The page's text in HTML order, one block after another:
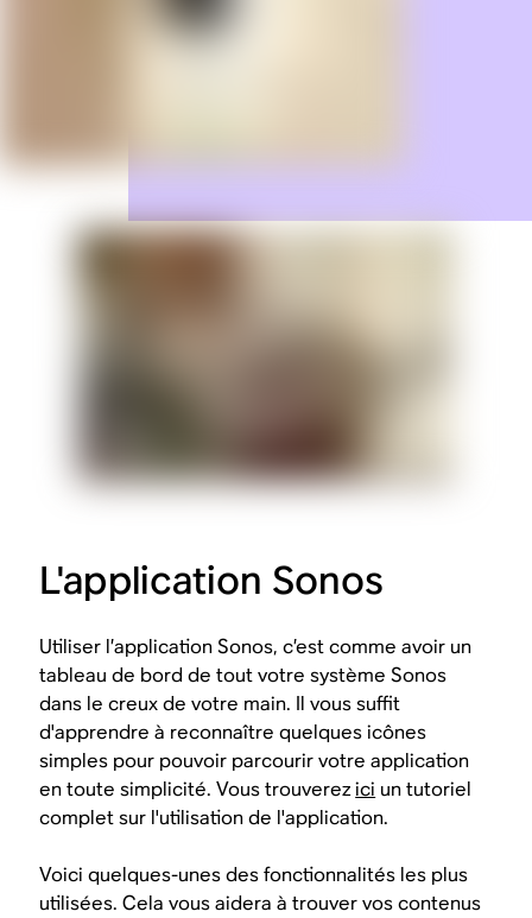
L'application Sonos
Utiliser l’application Sonos, c’est comme avoir un
tableau de bord de tout votre système Sonos
dans le creux de votre main. Il vous suffit
d'apprendre à reconnaître quelques icônes
simples pour pouvoir parcourir votre application
en toute simplicité. Vous trouverezici un tutoriel
complet sur l'utilisation de l'application.
Voici quelques-unes des fonctionnalités les plus
utilisées. Cela vous aidera à trouver vos contenus